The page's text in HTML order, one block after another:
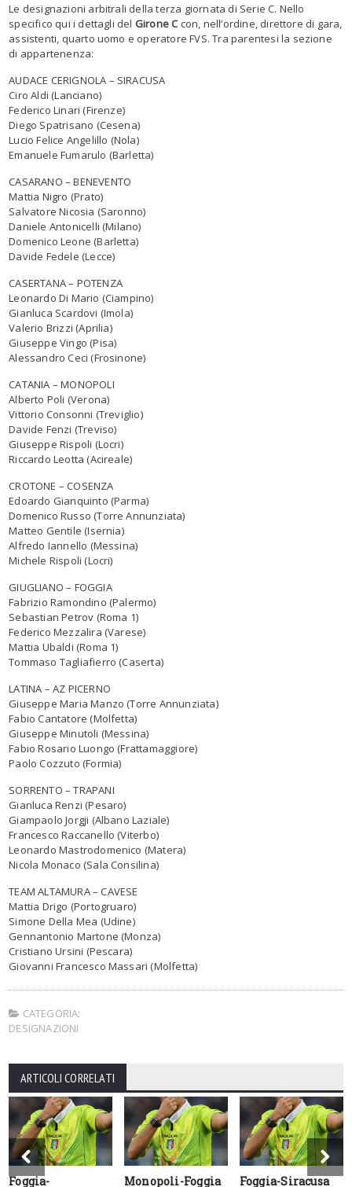
Le designazioni arbitrali della terza giornata di Serie C. Nello
specifico qui i dettagli del Girone C con, nell’ordine, direttore di gara,
assistenti, quarto uomo e operatore FVS. Tra parentesi la sezione
di appartenenza:
AUDACE CERIGNOLA – SIRACUSA
Ciro Aldi (Lanciano)
Federico Linari (Firenze)
Diego Spatrisano (Cesena)
Lucio Felice Angelillo (Nola)
Emanuele Fumarulo (Barletta)
CASARANO – BENEVENTO
Mattia Nigro (Prato)
Salvatore Nicosia (Saronno)
Daniele Antonicelli (Milano)
Domenico Leone (Barletta)
Davide Fedele​​​​​​​ (Lecce)
CASERTANA – POTENZA
Leonardo Di Mario (Ciampino)
Gianluca Scardovi (Imola)
Valerio Brizzi (Aprilia)
Giuseppe Vingo (Pisa)
Alessandro Ceci (Frosinone)
CATANIA – MONOPOLI
Alberto Poli​​​​​​​ (Verona)
Vittorio Consonni (Treviglio)
Davide Fenzi (Treviso)
Giuseppe Rispoli (Locri)
Riccardo Leotta (Acireale)
CROTONE – COSENZA
Edoardo Gianquinto (Parma)
Domenico Russo​​​​​​​ (Torre Annunziata)
Matteo Gentile​​​​​​​ (Isernia)
Alfredo Iannello (Messina)
Michele Rispoli (Locri)
GIUGLIANO – FOGGIA
Fabrizio Ramondino (Palermo)
Sebastian Petrov (Roma 1)
Federico Mezzalira​​​​​​​ (Varese)
Mattia Ubaldi (Roma 1)
Tommaso Tagliafierro​​​​​​​ (Caserta)
LATINA – AZ PICERNO
Giuseppe Maria Manzo​​​​​​​ (Torre Annunziata)
Fabio Cantatore​​​​​​​ (Molfetta)
Giuseppe Minutoli (Messina)
Fabio Rosario Luongo (Frattamaggiore)
Paolo Cozzuto (Formia)
SORRENTO – TRAPANI
Gianluca Renzi (Pesaro)
Giampaolo Jorgji (Albano Laziale)
Francesco Raccanello (Viterbo)
Leonardo Mastrodomenico​​​​​​​ (Matera)
Nicola Monaco​​​​​​​ (Sala Consilina)
TEAM ALTAMURA – CAVESE
Mattia Drigo (Portogruaro)
Simone Della Mea (Udine)
Gennantonio Martone (Monza)
Cristiano Ursini (Pescara)
Giovanni Francesco Massari​​​​​​​ (Molfetta)
CATEGORIA:
DESIGNAZIONI
ARTICOLI CORRELATI
Foggia-
Monopoli-Foggia
Foggia-Siracusa